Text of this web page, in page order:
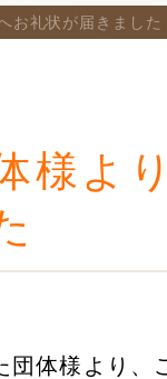
お礼状が届きました
様よ
体様より、